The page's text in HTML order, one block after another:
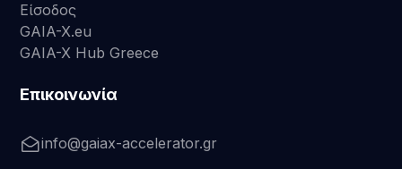
Είσοδος
GAIA-X.eu
GAIA-X Hub Greece
Επικοινωνία
info@gaiax-accelerator.gr